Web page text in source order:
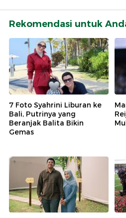
Rekomendasi untuk
7 Foto Syahrini Liburan ke
Bali, Putrinya yang
Beranjak Balita Bikin
Gemas